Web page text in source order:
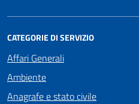
CATEGORIE DI SERVIZIO
Affari Generali
Ambiente
Anagrafe e stato civile